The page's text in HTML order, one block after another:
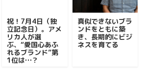
祝！7月4日（独
立記念日）。アメ
リカ人が選
ぶ、“愛国心あふ
れるブランド”第
1位は…？
真似できないブラ
ンドをともに築
き、長期的にビジ
ネスを育てる